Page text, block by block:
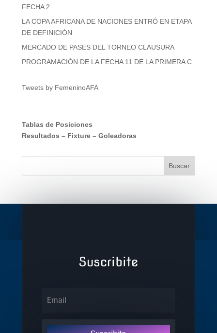
FECHA 2
LA COPA AFRICANA DE NACIONES ENTRÓ EN ETAPA
DE DEFINICIÓN
MERCADO DE PASES DEL TORNEO CLAUSURA
PROGRAMACIÓN DE LA FECHA 11 DE LA PRIMERA C
Tweets by FemeninoAFA
Tablas de Posiciones
Resultados – Fixture– Goleadoras
Suscribite